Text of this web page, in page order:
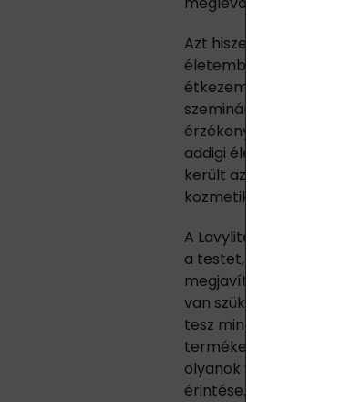
meglévő cégemet.
Azt hiszem, végül az
életemben
étkezem, és érdekel
szemináriumon
érzékenységének
addigi életemet, és
került az életembe
kozmetika.
A Lavylites termékek
a testet, és a
megjavítanunk
van szükség, hogy
tesz minket
termékek
olyanok voltak, mint
érintése. És